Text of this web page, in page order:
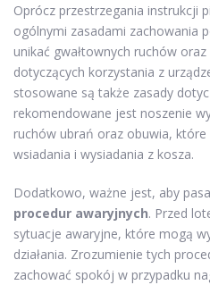
Oprócz przestrzegania instrukcji
ogólnymi zasadami zachowania
unikać gwałtownych ruchów
dotyczących korzystania z
stosowane są także zasady
rekomendowane jest noszenie
ruchów ubrań oraz obuwia,
wsiadania i wysiadania z kosza.
Dodatkowo, ważne jest, aby
procedur awaryjnych. Przed
sytuacje awaryjne, które mogą
działania. Zrozumienie tych
zachować spokój w przypadku